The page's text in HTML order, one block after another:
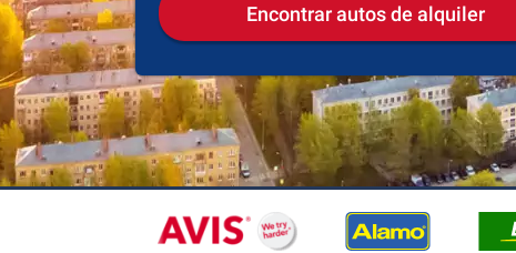
Encontrar autos de alquiler